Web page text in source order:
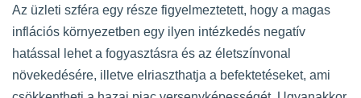
Az üzleti szféra egy része figyelmeztetett, hogy a magas
inflációs környezetben egy ilyen intézkedés negatív
hatással lehet a fogyasztásra és az életszínvonal
növekedésére, illetve elriaszthatja a befektetéseket, ami